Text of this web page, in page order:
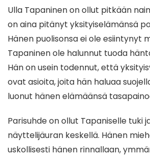
Ulla Tapaninen on ollut pitkään
on aina pitänyt yksityiselämänsä
Hänen puolisonsa ei ole esiintynyt
Tapaninen ole halunnut tuoda
Hän on usein todennut, että
ovat asioita, joita hän haluaa
luonut hänen elämäänsä
Parisuhde on ollut Tapaniselle tuki
näyttelijäuran keskellä. Hänen
uskollisesti hänen rinnallaan,